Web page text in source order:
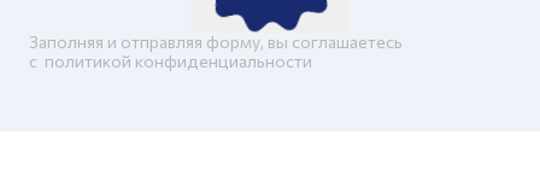
Заполняя и отправляя форму, вы соглашаетесь
c политикой конфиденциальности